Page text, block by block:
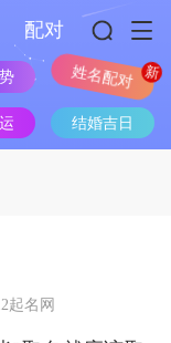
配对
姓名配对
结婚吉日
起名网